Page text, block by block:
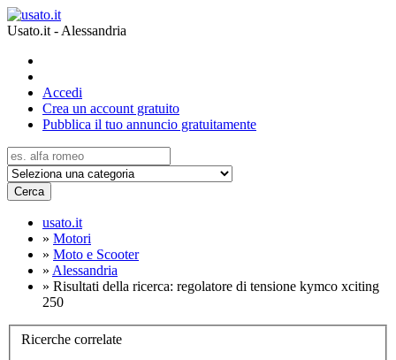
Usato.it - Alessandria
Accedi
Crea un account gratuito
Pubblica il tuo annuncio gratuitamente
Cerca
usato.it
» Motori
» Moto e Scooter
» Alessandria
» Risultati della ricerca: regolatore di tensione kymco xciting
250
Ricerche correlate